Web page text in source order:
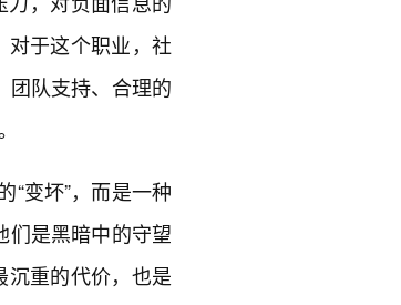
对于这个职业，社
团队支持、合理的
“变坏”，而是一种
们是黑暗中的守望
沉重的代价，也是